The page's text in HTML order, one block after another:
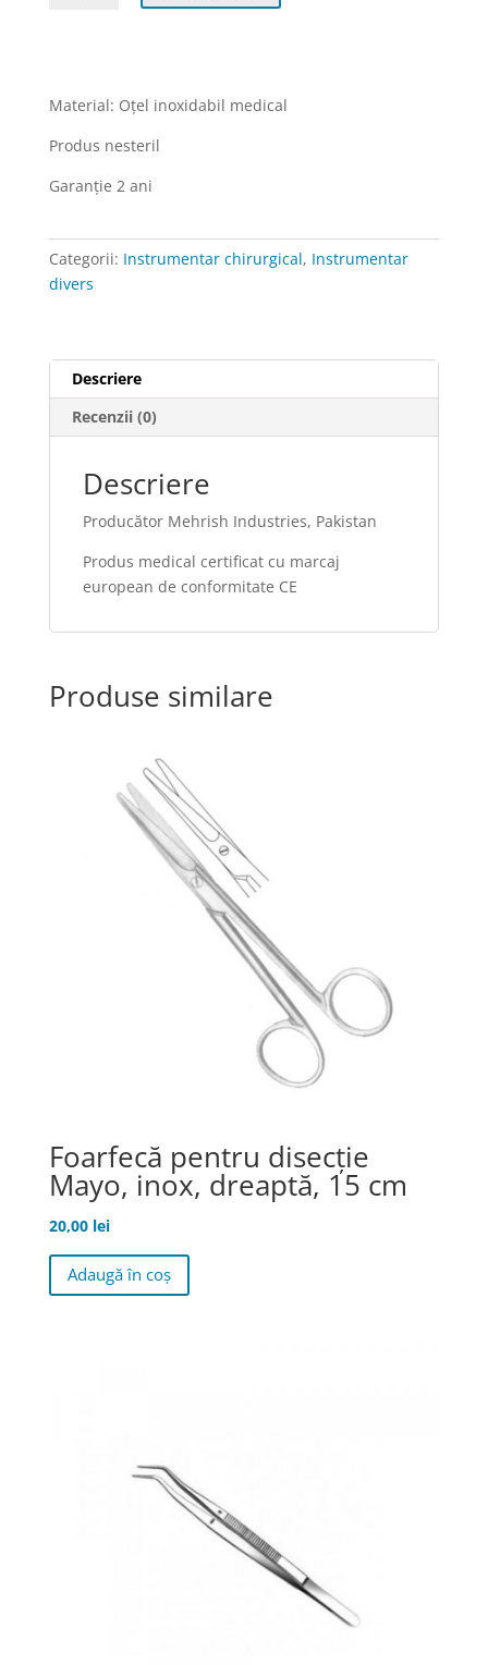
18
15-
200
Material: Oţel inoxidabil medical
Produs nesteril
Garanţie 2 ani
Categorii: Instrumentar chirurgical, Instrumentar
divers
Descriere
Recenzii (0)
Descriere
Producător Mehrish Industries, Pakistan
Produs medical certificat cu marcaj
european de conformitate CE
Produse similare
Foarfecă pentru disecţie
Mayo, inox, dreaptă, 15 cm
20,00 lei
Adaugă în coș